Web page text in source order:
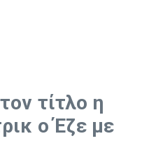
τίτλο η
ο Έζε με